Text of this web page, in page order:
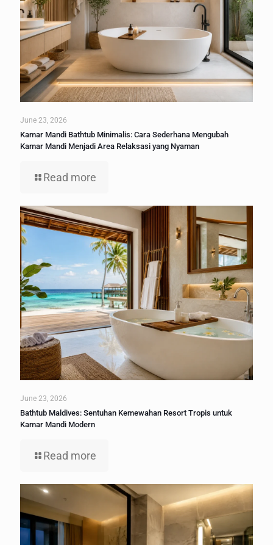
June 23, 2026
Kamar Mandi Bathtub Minimalis: Cara Sederhana Mengubah
Kamar Mandi Menjadi Area Relaksasi yang Nyaman
Read more
June 23, 2026
Bathtub Maldives: Sentuhan Kemewahan Resort Tropis untuk
Kamar Mandi Modern
Read more